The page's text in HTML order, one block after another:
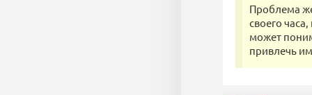
Проблема
своего
может
привлечь